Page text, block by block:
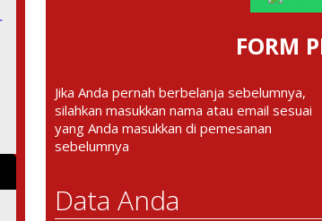
FORM
Jika Anda pernah berbelanja sebelumnya,
silahkan masukkan nama atau email sesuai
yang Anda masukkan di pemesanan
sebelumnya
Data Anda